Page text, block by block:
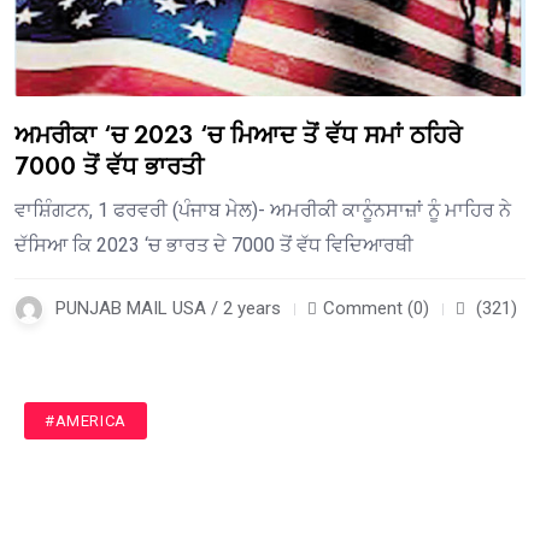
ਅਮਰੀਕਾ ‘ਚ 2023 ‘ਚ ਮਿਆਦ ਤੋਂ ਵੱਧ ਸਮਾਂ ਠਹਿਰੇ
7000 ਤੋਂ ਵੱਧ ਭਾਰਤੀ
ਵਾਸ਼ਿੰਗਟਨ, 1 ਫਰਵਰੀ (ਪੰਜਾਬ ਮੇਲ)- ਅਮਰੀਕੀ ਕਾਨੂੰਨਸਾਜ਼ਾਂ ਨੂੰ ਮਾਹਿਰ ਨੇ
ਦੱਸਿਆ ਕਿ 2023 ‘ਚ ਭਾਰਤ ਦੇ 7000 ਤੋਂ ਵੱਧ ਵਿਦਿਆਰਥੀ
PUNJAB MAIL USA / 2 years Comment (0) (321)
#AMERICA